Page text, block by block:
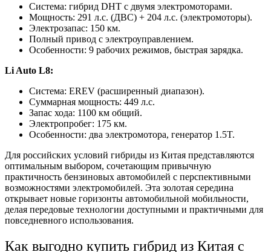
Система: гибрид DHT с двумя электромоторами.
Мощность: 291 л.с. (ДВС) + 204 л.с. (электромоторы).
Электрозапас: 150 км.
Полный привод с электроуправлением.
Особенности: 9 рабочих режимов, быстрая зарядка.
Li Auto L8:
Система: EREV (расширенный диапазон).
Суммарная мощность: 449 л.с.
Запас хода: 1100 км общий.
Электропробег: 175 км.
Особенности: два электромотора, генератор 1.5T.
Для российских условий гибриды из Китая представляются
оптимальным выбором, сочетающим привычную
практичность бензиновых автомобилей с перспективными
возможностями электромобилей. Эта золотая середина
открывает новые горизонты автомобильной мобильности,
делая передовые технологии доступными и практичными для
повседневного использования.
Как выгодно купить гибрид из Китая с